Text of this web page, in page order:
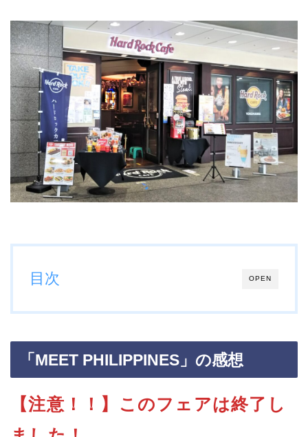
OPEN
目次
「MEET PHILIPPINES」の感想
【注意！！】このフェアは終了し